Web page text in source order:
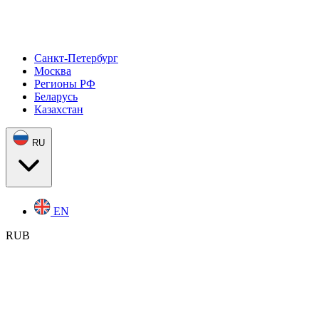
Санкт-Петербург
Москва
Регионы РФ
Беларусь
Казахстан
RU
EN
RUB